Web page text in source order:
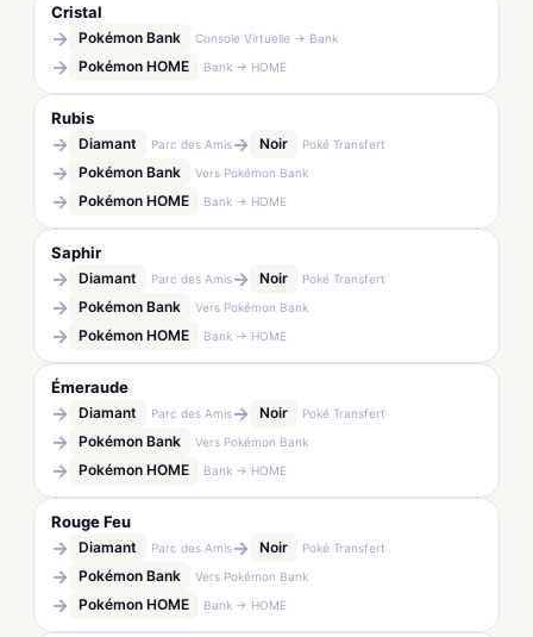
Cristal
→ Pokémon Bank Console Virtuelle → Bank
→ Pokémon HOME Bank → HOME
Rubis
→ Diamant Parc des Amis→ Noir Poké Transfert
→ Pokémon Bank Vers Pokémon Bank
→ Pokémon HOME Bank → HOME
Saphir
→ Diamant Parc des Amis→ Noir Poké Transfert
→ Pokémon Bank Vers Pokémon Bank
→ Pokémon HOME Bank → HOME
Émeraude
→ Diamant Parc des Amis→ Noir Poké Transfert
→ Pokémon Bank Vers Pokémon Bank
→ Pokémon HOME Bank → HOME
Rouge Feu
→ Diamant Parc des Amis→ Noir Poké Transfert
→ Pokémon Bank Vers Pokémon Bank
→ Pokémon HOME Bank → HOME